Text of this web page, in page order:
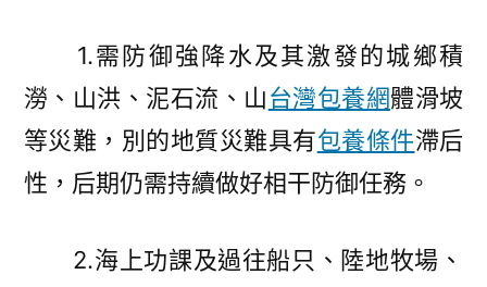
1.需防御強降水及其激發的城鄉積
澇、山洪、泥石流、山台灣包養網體滑坡
等災難，別的地質災難具有包養條件滯后
性，后期仍需持續做好相干防御任務。
2.海上功課及過往船只、陸地牧場、